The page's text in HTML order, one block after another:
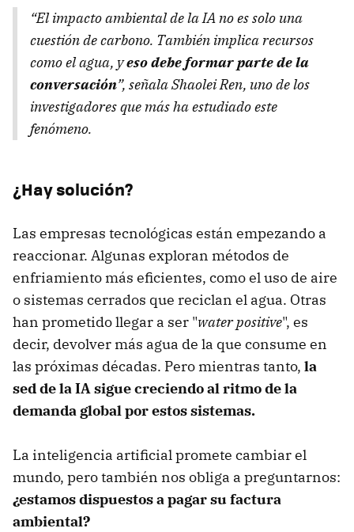
“El impacto ambiental de la IA no es solo una
cuestión de carbono. También implica recursos
como el agua, yeso debe formar parte de la
conversación”, señala Shaolei Ren, uno de los
investigadores que más ha estudiado este
fenómeno.
¿Hay solución?
Las empresas tecnológicas están empezando a
reaccionar. Algunas exploran métodos de
enfriamiento más eficientes, como el uso de aire
o sistemas cerrados que reciclan el agua. Otras
han prometido llegar a ser "water positive", es
decir, devolver más agua de la que consume en
las próximas décadas. Pero mientras tanto, la
sed de la IA sigue creciendo al ritmo de la
demanda global por estos sistemas.
La inteligencia artificial promete cambiar el
mundo, pero también nos obliga a preguntarnos:
¿estamos dispuestos a pagar su factura
ambiental?